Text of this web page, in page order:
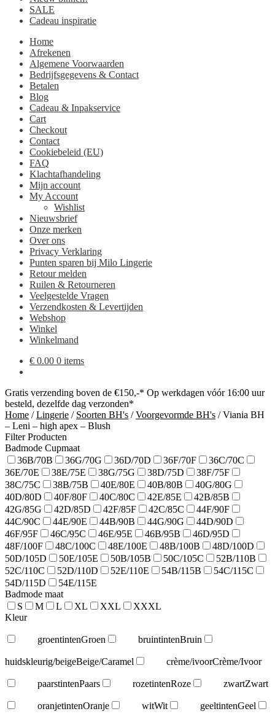
SALE
Cadeau inspiratie
Home
Afrekenen
Algemene Voorwaarden
Bedrijfsgegevens & Contact
Betalen
Blog
Cadeau & Inpakservice
Cart
Checkout
Contact
Cookiebeleid (EU)
FAQ
Klachtafhandeling
Mijn account
My Account
Wishlist
Nieuwsbrief
Onze merken
Over ons
Privacy Verklaring
Punten sparen bij Milo Lingerie
Retour melden
Ruilen & Retourneren
Veelgestelde Vragen
Verzendkosten & Levertijden
Webshop
Winkel
Winkelmand
€ 0.00 0 items
Gratis verzending boven de €150,-* Op werkdagen vóór 16:00 uur
besteld, dezelfde dag verzonden*
Home /Lingerie / Soorten BH's /Voorgevormde BH's /Viania BH
– Leni – high apex – Blush
Filter Producten
Badmode Cupmaat
36B/70B
36G/70G 36D/70D 36F/70F
36C/70C
36E/70E
38E/75E 38G/75G 38D/75D
38F/75F
38C/75C
38B/75B 40E/80E 40B/80B
40G/80G
40D/80D
40F/80F 40C/80C 42E/85E
42B/85B
42G/85G
42D/85D 42F/85F 42C/85C
44F/90F
44C/90C
44E/90E 44B/90B 44G/90G
44D/90D
46F/95F
46C/95C 46E/95E 46B/95B
46D/95D
48F/100F
48C/100C 48E/100E 48B/100B
48D/100D
50D/105D
50E/105E 50B/105B 50C/105C
52B/110B
52C/110C
52D/110D 52E/110E 54B/115B
54C/115C
54D/115D
54E/115E
Badmode maat
S
M L XL XXL
XXXL
Kleur
groentintenGroen bruintintenBruin
huidskleurig/beigeBeige/Caramel crème/ivoorCrème/Ivoor
paarstintenPaars rozetintenRoze zwartZwart
oranjetintenOranje witWit geeltintenGeel